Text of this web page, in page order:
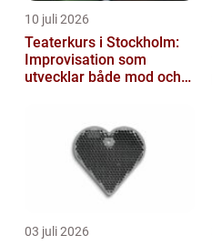
10 juli 2026
Teaterkurs i Stockholm:
Improvisation som
utvecklar både mod och
03 juli 2026